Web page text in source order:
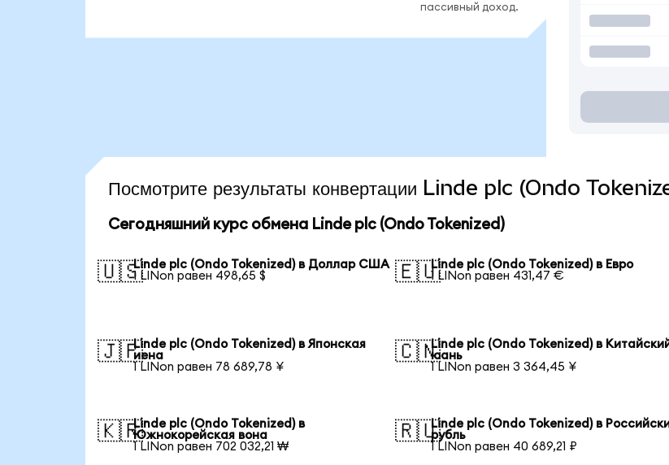
пассивный доход.
Посмотрите результаты конвертации Linde plc (Ondo
Сегодняшний курс обмена Linde plc (Ondo Tokenized)
🇺🇸Linde plc (Ondo Tokenized) в Доллар США
1 LINon равен 498,65 $
🇪🇺Linde plc (Ondo Tokenized) в Евро
1 LINon равен 431,47 €
🇯🇵Linde plc (Ondo Tokenized) в Японская
иена
1 LINon равен 78 689,78 ¥
🇨🇳Linde plc (Ondo Tokenized) в
юань
1 LINon равен 3 364,45 ¥
🇰🇷Linde plc (Ondo Tokenized) в
Южнокорейская вона
1 LINon равен 702 032,21 ₩
🇷🇺Linde plc (Ondo Tokenized) в
рубль
1 LINon равен 40 689,21 ₽